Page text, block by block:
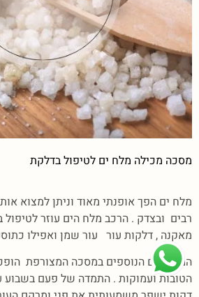
מסכה מכילה מלח ים לטיפול בדלקת
מלח ים הפך אופנתי מאוד וניתן למצוא
רבים ובצדק . הרכב מלח הים עוזר לטיפול
מאקנה , דלקות עור עור שמן ואפילו
המרכיבים הנוספים במסכה המצורפת